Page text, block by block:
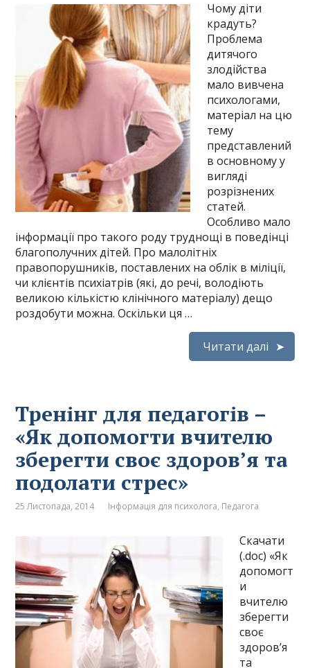
Чому діти
крадуть?
Проблема
дитячого
злодійства
мало вивчена
психологами,
матеріал на цю
тему
представлений
в основному у
вигляді
розрізнених
статей.
Особливо мало
інформації про такого роду труднощі в поведінці
благополучних дітей. Про малолітніх
правопорушників, поставлених на облік в міліції,
чи клієнтів психіатрів (які, до речі, володіють
великою кількістю клінічного матеріалу) дещо
роздобути можна. Оскільки ця …
Читати далі
Тренінг для педагогів –
«Як допомогти вчителю
зберегти своє здоров’я та
подолати стрес»
25 Листопада, 2014 Інформація для психолога, Педагога
Скачати
(.doc) «Як
допомогт
и
вчителю
зберегти
своє
здоров’я
та